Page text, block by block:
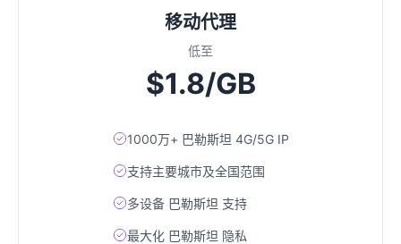
移动代理
低至
$1.8/GB
1000万+ 巴勒斯坦 4G/5G IP
支持主要城市及全国范围
多设备 巴勒斯坦 支持
最大化 巴勒斯坦 隐私